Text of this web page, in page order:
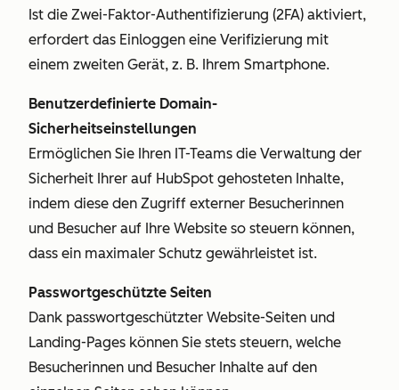
Ist die Zwei-Faktor-Authentifizierung (2FA) aktiviert,
erfordert das Einloggen eine Verifizierung mit
einem zweiten Gerät, z. B. Ihrem Smartphone.
Benutzerdefinierte Domain-
Sicherheitseinstellungen
Ermöglichen Sie Ihren IT-Teams die Verwaltung der
Sicherheit Ihrer auf HubSpot gehosteten Inhalte,
indem diese den Zugriff externer Besucherinnen
und Besucher auf Ihre Website so steuern können,
dass ein maximaler Schutz gewährleistet ist.
Passwortgeschützte Seiten
Dank passwortgeschützter Website-Seiten und
Landing-Pages können Sie stets steuern, welche
Besucherinnen und Besucher Inhalte auf den